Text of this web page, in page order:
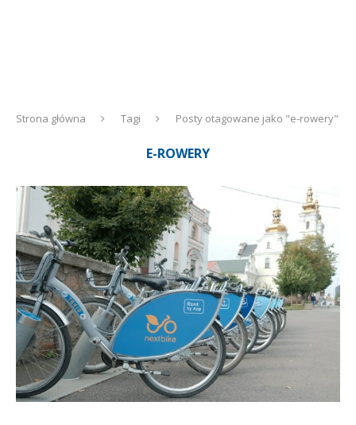
Strona główna Tagi Posty otagowane jako "e-rowery"
E-ROWERY